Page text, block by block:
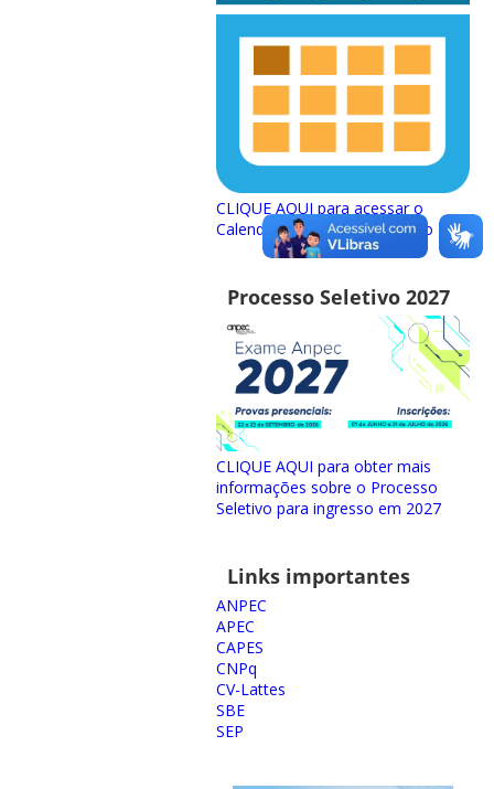
CLIQUE AQUI para acessar o
Calendário Interno do PPGEco
Processo Seletivo 2027
CLIQUE AQUI para obter mais
informações sobre o Processo
Seletivo para ingresso em 2027
Links importantes
ANPEC
APEC
CAPES
CNPq
CV-Lattes
SBE
SEP